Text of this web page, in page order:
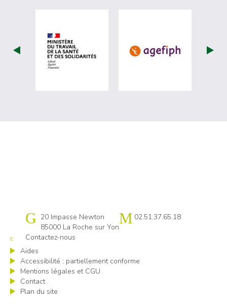
visiter les site de Ministère du travail
visiter les
Cap emploi 85
20 Impasse Newton
85000 La Roche sur Yon
02.51.37.65.18
Contactez-nous
Aides
Accessibilité : partiellement conforme
Mentions légales et CGU
Contact
Plan du site